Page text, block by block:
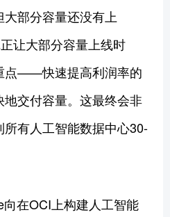
部分容量还没有上
让大部分容量上线时
——快速提高利润率的
交付容量。这最终会非
有人工智能数据中心30-
在OCI上构建人工智能